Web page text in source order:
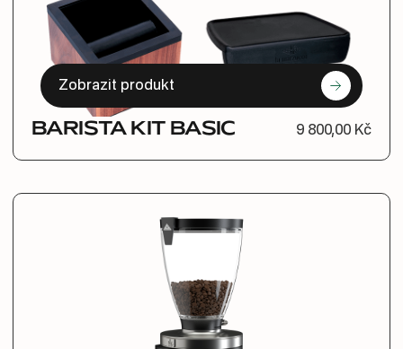
Zobrazit produkt
BARISTA KIT BASIC 9 800,00 Kč